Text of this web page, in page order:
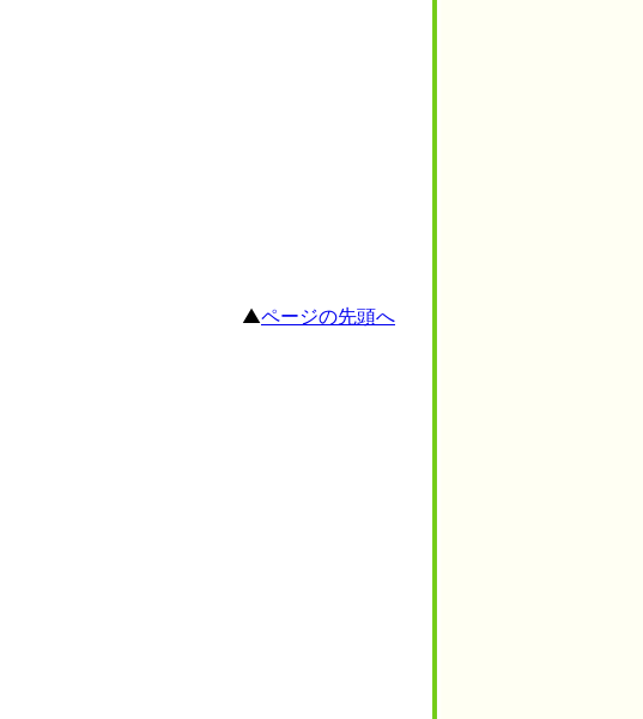
▲ページの先頭へ